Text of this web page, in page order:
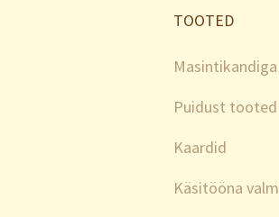
TOOTED
Puidust tooted
Kaardid
Käsitööna